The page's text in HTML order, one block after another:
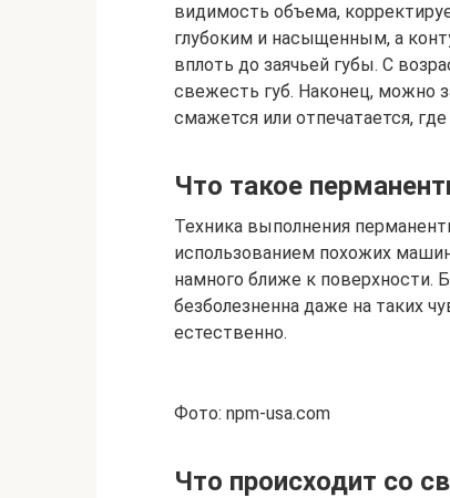
видимость объема,
глубоким и насыщенным, а
вплоть до заячьей губы. С
свежесть губ. Наконец, можно
смажется или отпечатается,
Что такое
Техника выполнения
использованием похожих
намного ближе к поверхности.
безболезненна даже на таких
естественно.
Фото: npm-usa.com
Что происходит со